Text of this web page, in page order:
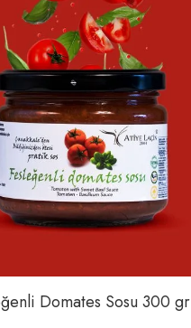
Domates Sosu 300 gr